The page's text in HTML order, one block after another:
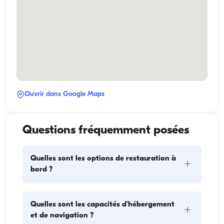
Ouvrir dans Google Maps
Questions fréquemment posées
Quelles sont les options de restauration à
bord ?
+
éléments principaux : l'approvisionnement et la
préparation des repas. Pour l'approvisionnement, les
Quelles sont les capacités d'hébergement
et de navigation ?
+